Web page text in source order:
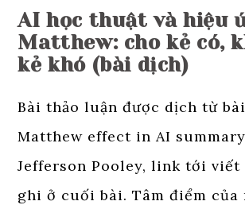
AI học thuật và hiệu
Matthew: cho kẻ có,
kẻ khó (bài dịch)
Bài thảo luận được dịch từ
Matthew effect in AI
Jefferson Pooley, link tới viết
ghi ở cuối bài. Tâm điểm của